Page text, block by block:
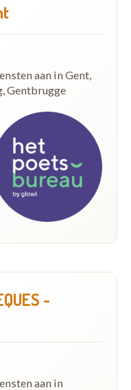
aan in Gent,
Gentbrugge
-
aan in